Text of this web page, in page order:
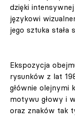
dzięki
językowi
jego sztuka stała
Ekspozycja
rysunków z lat
głównie olejnymi
motywu głowy i
oraz znaków tak